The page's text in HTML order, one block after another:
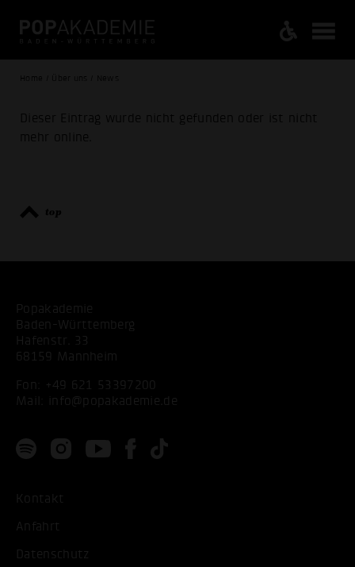
Home / Über uns / News
Dieser Eintrag wurde nicht gefunden oder ist nicht
mehr online.
top
Popakademie
Baden-Württemberg
Hafenstr. 33
68159 Mannheim
Fon:
+49 621 53397200
Mail:
info@popakademie.de
Kontakt
Anfahrt
Datenschutz